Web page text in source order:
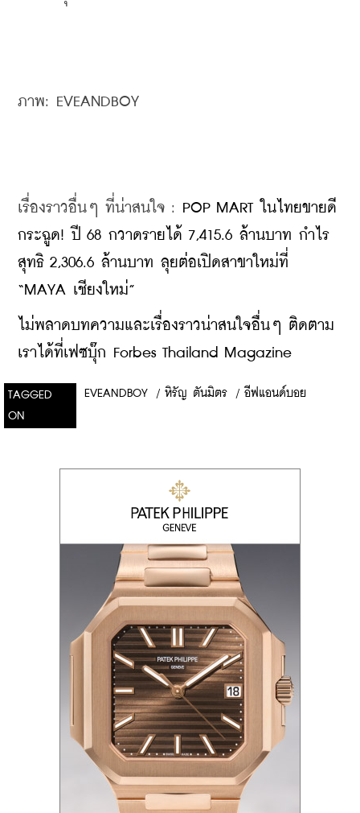
ภาพ: EVEANDBOY
เรื่องราวอื่นๆ ที่น่าสนใจ : POP MART ในไทยขายดี
กระฉูด! ปี 68 กวาดรายได้ 7,415.6 ล้านบาท กำไร
สุทธิ 2,306.6 ล้านบาท ลุยต่อเปิดสาขาใหม่ที่
“MAYA เชียงใหม่”
ไม่พลาดบทความและเรื่องราวน่าสนใจอื่นๆ ติดตาม
เราได้ที่เฟซบุ๊ก Forbes Thailand Magazine
TAGGED
ON
EVEANDBOY / หิรัญ ตันมิตร / อีฟแอนด์บอย